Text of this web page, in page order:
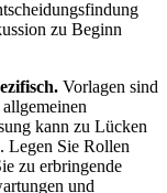
zu Beginn
Vorlagen sind
kann zu Lücken
Legen Sie Rollen
zu erbringende
und